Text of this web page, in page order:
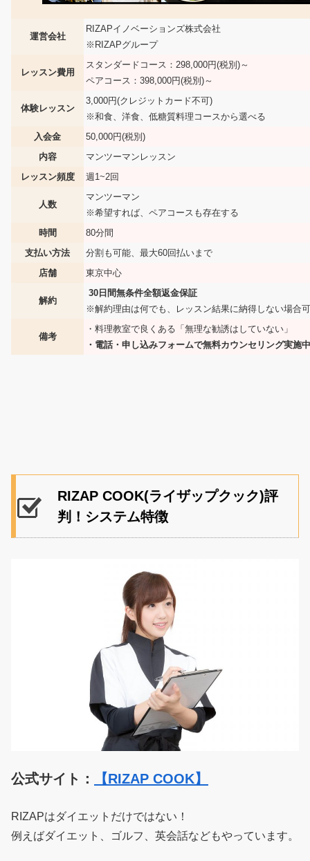
運営会社
RIZAPイノベーションズ株式会社
※RIZAPグループ
レッスン費用
スタンダードコース：298,000円(税別)～
ペアコース：398,000円(税別)～
体験レッスン
3,000円(クレジットカード不可)
※和食、洋食、低糖質料理コースから選べる
入会金
50,000円(税別)
内容
マンツーマンレッスン
レッスン頻度
週1~2回
人数
マンツーマン
※希望すれば、ペアコースも存在する
時間
80分間
支払い方法
分割も可能、最大60回払いまで
店舗
東京中心
解約
30日間無条件全額返金保証
※解約理由は何でも、レッスン結果に納得しない場合
備考
・料理教室で良くある「無理な勧誘はしていない」
・電話・申し込みフォームで無料カウンセリング実施
RIZAP COOK(ライザップクック)評
判！システム特徴
公式サイト： 【RIZAP COOK】
RIZAPはダイエットだけではない！
例えばダイエット、ゴルフ、英会話などもやっています。